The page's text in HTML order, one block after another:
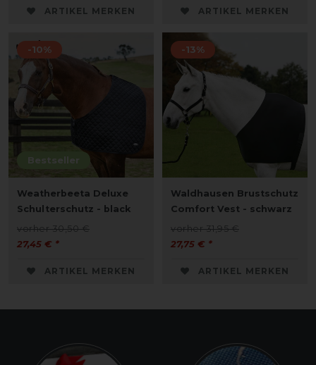
ARTIKEL MERKEN ARTIKEL MERKEN
Bestseller
-10%
Weatherbeeta Deluxe
Schulterschutz - black
vorher 30,50 €
27,45 € *
ARTIKEL MERKEN
-13%
Waldhausen Brustschutz
Comfort Vest - schwarz
vorher 31,95 €
27,75 € *
ARTIKEL MERKEN